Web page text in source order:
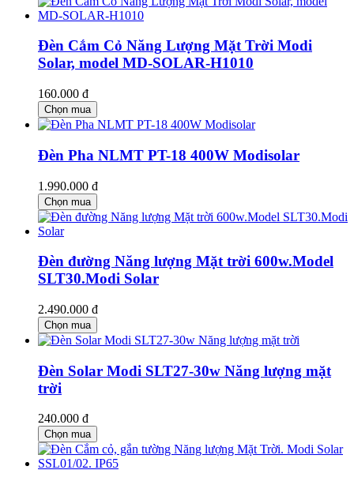
Đèn Cắm Cỏ Năng Lượng Mặt Trời Modi
Solar, model MD-SOLAR-H1010
160.000 đ
Chọn mua
Đèn Pha NLMT PT-18 400W Modisolar
1.990.000 đ
Chọn mua
Đèn đường Năng lượng Mặt trời 600w.Model
SLT30.Modi Solar
2.490.000 đ
Chọn mua
Đèn Solar Modi SLT27-30w Năng lượng mặt
trời
240.000 đ
Chọn mua